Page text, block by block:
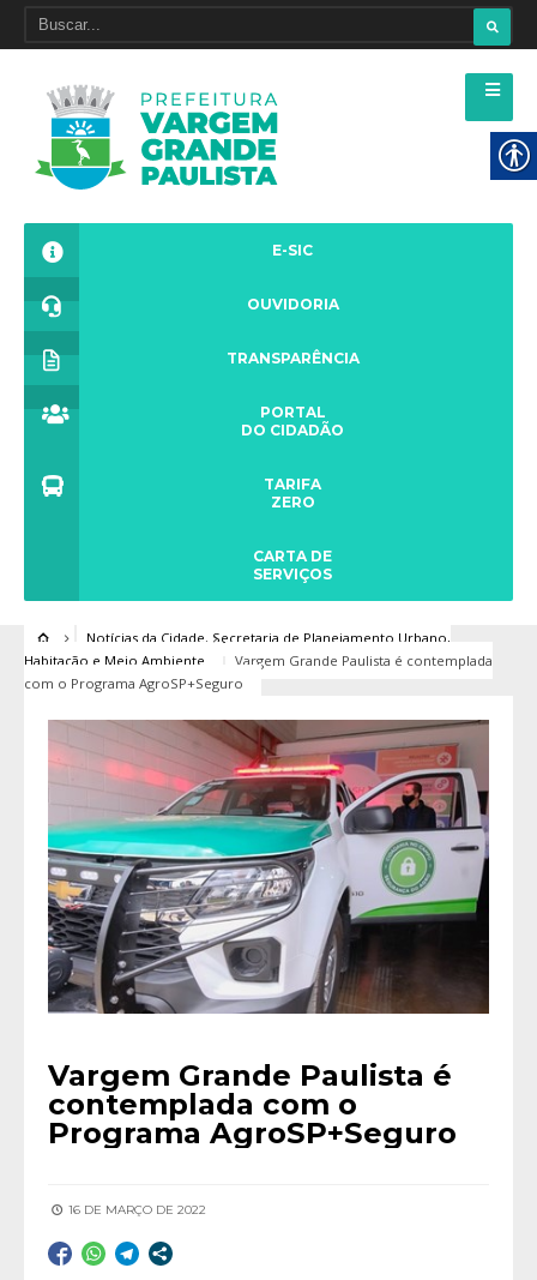
E-SIC
OUVIDORIA
TRANSPARÊNCIA
PORTAL
DO CIDADÃO
TARIFA
ZERO
CARTA DE
SERVIÇOS
Notícias da Cidade, Secretaria de Planejamento Urbano,
Habitação e Meio Ambiente
Vargem Grande Paulista é contemplada
com o Programa AgroSP+Seguro
Vargem Grande Paulista é
contemplada com o
Programa AgroSP+Seguro
16 DE MARÇO DE 2022